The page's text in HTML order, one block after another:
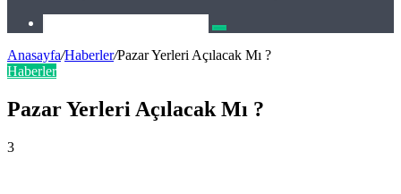
Arama
yap
...
Anasayfa/Haberler/Pazar Yerleri Açılacak Mı ?
Haberler
Pazar Yerleri Açılacak Mı ?
3